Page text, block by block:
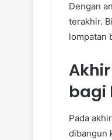
Dengan
terakhir.
lompatan
bagi
Pada
dibangun